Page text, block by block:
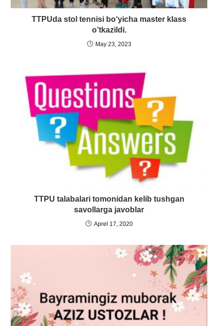
TTPUda stol tennisi bo‘yicha master klass
o’tkazildi.
May 23, 2023
TTPU talabalari tomonidan kelib tushgan
savollarga javoblar
Aprel 17, 2020